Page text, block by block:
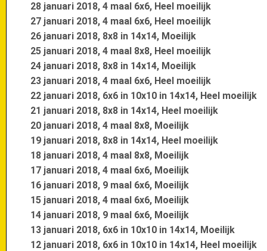
28 januari 2018, 4 maal 6x6, Heel moeilijk
27 januari 2018, 4 maal 6x6, Heel moeilijk
26 januari 2018, 8x8 in 14x14, Moeilijk
25 januari 2018, 4 maal 8x8, Heel moeilijk
24 januari 2018, 8x8 in 14x14, Moeilijk
23 januari 2018, 4 maal 6x6, Heel moeilijk
22 januari 2018, 6x6 in 10x10 in 14x14, Heel moeilijk
21 januari 2018, 8x8 in 14x14, Heel moeilijk
20 januari 2018, 4 maal 8x8, Moeilijk
19 januari 2018, 8x8 in 14x14, Heel moeilijk
18 januari 2018, 4 maal 8x8, Moeilijk
17 januari 2018, 4 maal 6x6, Moeilijk
16 januari 2018, 9 maal 6x6, Moeilijk
15 januari 2018, 4 maal 6x6, Moeilijk
14 januari 2018, 9 maal 6x6, Moeilijk
13 januari 2018, 6x6 in 10x10 in 14x14, Moeilijk
12 januari 2018, 6x6 in 10x10 in 14x14, Heel moeilijk